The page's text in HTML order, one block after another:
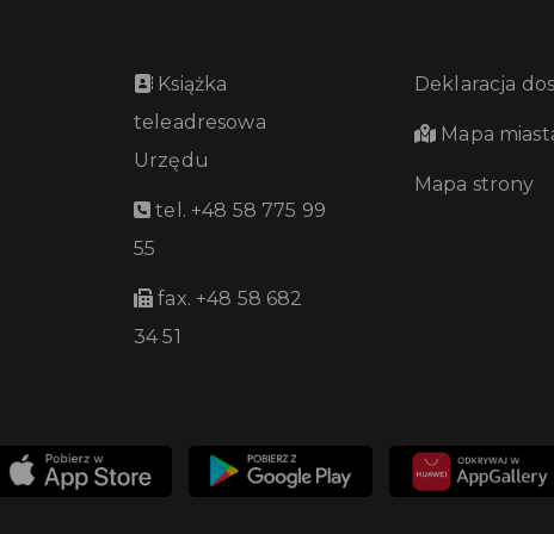
Książka
teleadresowa
Urzędu
tel. +48 58 775 99
55
fax. +48 58 682
34 51
Deklaracja
Mapa
Mapa strony